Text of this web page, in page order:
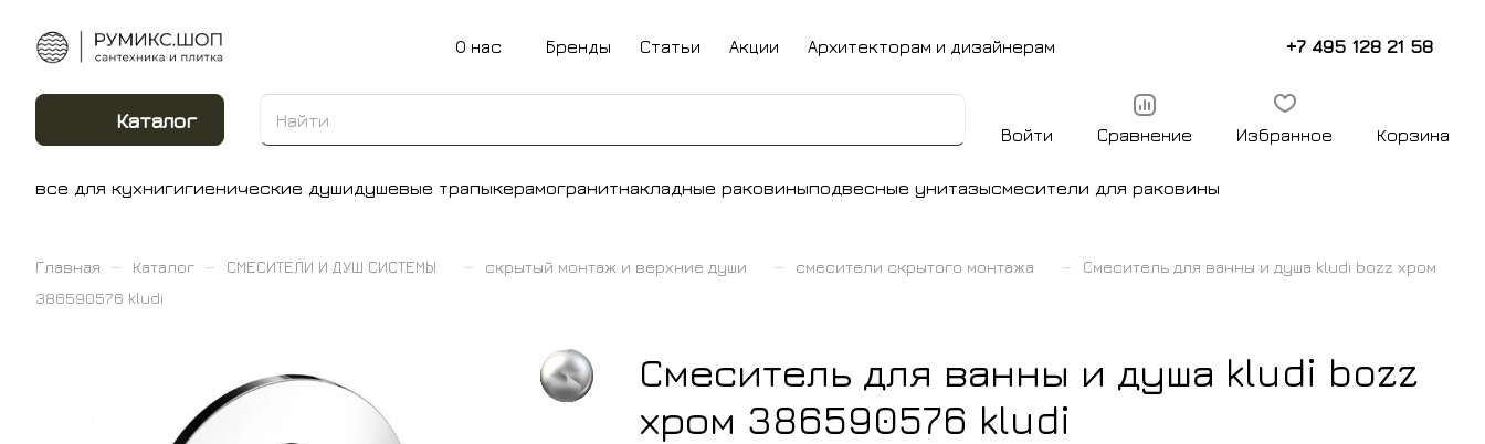
О нас Бренды Статьи Акции Архитекторам и дизайнерам +7 495 128 21 58
Каталог
Войти Сравнение Избранное Корзина
все для кухнигигиенические душидушевые трапыкерамогранитнакладные раковиныподвесные унитазысмесители для раковины
Главная – Каталог – СМЕСИТЕЛИ И ДУШ СИСТЕМЫ – скрытый монтаж и верхние души – смесители скрытого монтажа –
Смеситель для ванны и душа kludi bozz хром
386590576 kludi
Смеситель для ванны и душа kludi bozz
хром 386590576 kludi